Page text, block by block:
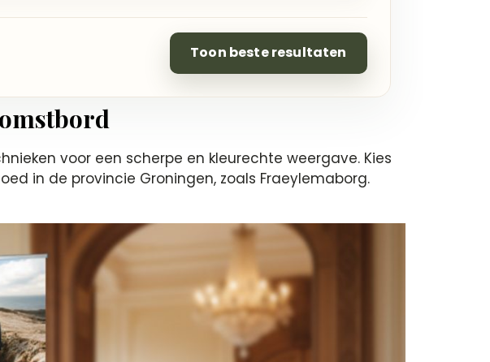
Toon beste resultaten
voor een scherpe en kleurechte weergave. Kies
in de provincie Groningen, zoals Fraeylemaborg.